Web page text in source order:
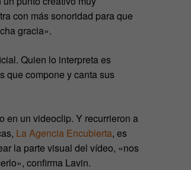
con más sonoridad para que
gracia».
Quien lo interpreta es
que compone y canta sus
en un videoclip. Y recurrieron a
La Agencia Encubierta, es
la parte visual del vídeo, «nos
confirma Lavin.